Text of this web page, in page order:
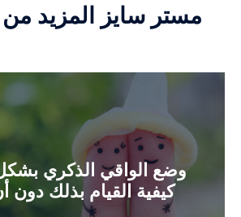
مستر سايز المزيد من
وضع الواقي الذكري
كيفية القيام بذلك دون